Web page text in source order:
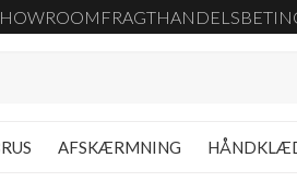
FRAGT
AFSKÆRMNING